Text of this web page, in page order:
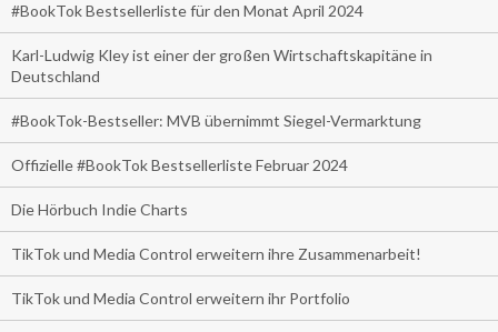
#BookTok Bestsellerliste für den Monat April 2024
Karl-Ludwig Kley ist einer der großen Wirtschaftskapitäne in
Deutschland
#BookTok-Bestseller: MVB übernimmt Siegel-Vermarktung
Offizielle #BookTok Bestsellerliste Februar 2024
Die Hörbuch Indie Charts
TikTok und Media Control erweitern ihre Zusammenarbeit!
TikTok und Media Control erweitern ihr Portfolio